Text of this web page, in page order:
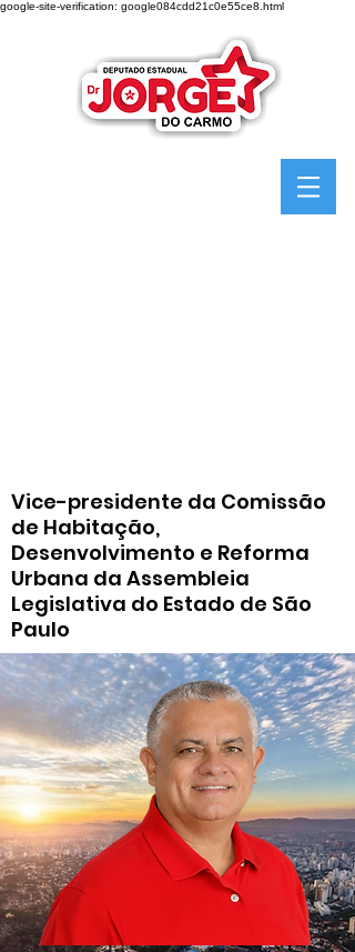
google-site-verification: google084cdd21c0e55ce8.html
Vice-presidente da Comissão
de Habitação,
Desenvolvimento e Reforma
Urbana da Assembleia
Legislativa do Estado de São
Paulo